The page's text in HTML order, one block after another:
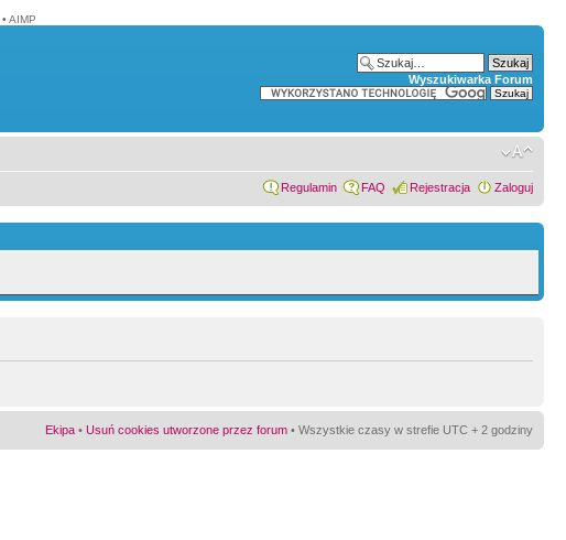
• AIMP
Wyszukiwarka Forum
Regulamin FAQ Rejestracja Zaloguj
Ekipa • Usuń cookies utworzone przez forum • Wszystkie czasy w strefie UTC + 2 godziny